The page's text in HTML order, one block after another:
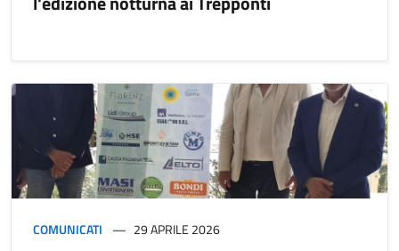
COMUNICATI 29 APRILE 2026